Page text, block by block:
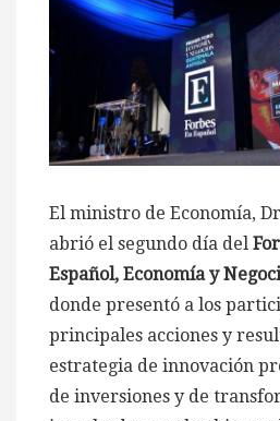
El ministro de Economía,
abrió el segundo día del
Español, Economía y
donde presentó a los
principales acciones y
estrategia de innovación
de inversiones y de